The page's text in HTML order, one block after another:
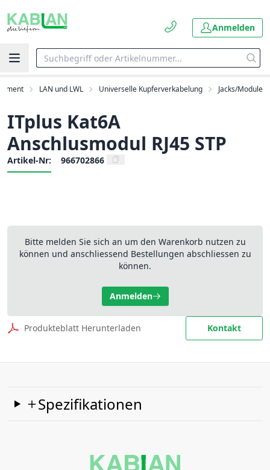
Anmelden
LAN und LWL Universelle Kupferverkabelung Jacks/Module
ITplus Kat6A
Anschlusmodul RJ45 STP
Artikel-Nr: 966702866
Bitte melden Sie sich an um den Warenkorb nutzen zu
können und anschliessend Bestellungen abschliessen zu
können.
Anmelden
Produkteblatt Herunterladen Kontakt
Spezifikationen